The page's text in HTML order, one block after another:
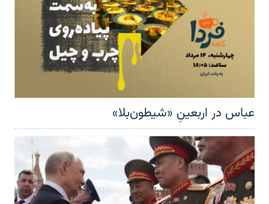
عباس در اربعینِ «شیطون‌بلا»